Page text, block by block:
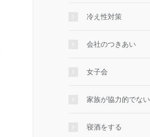
冷え性対策
会社のつきあい
女子会
家族が協力的でない
寝酒をする